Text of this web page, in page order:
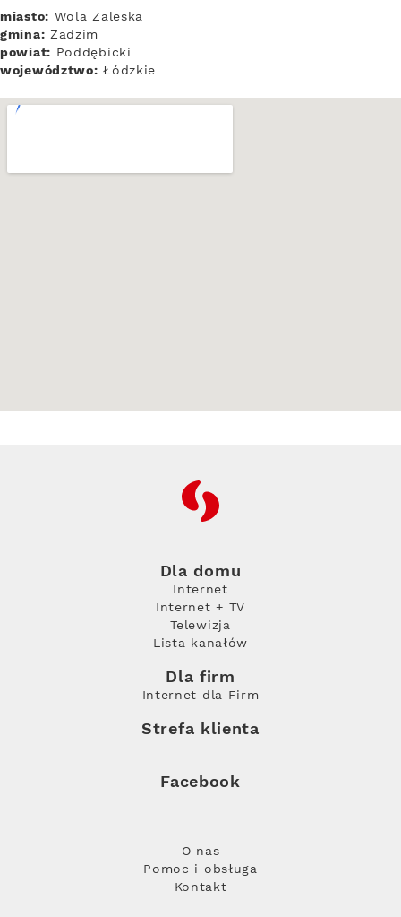
miasto: Wola Zaleska
gmina: Zadzim
powiat: Poddębicki
województwo: Łódzkie
RFC
Dla domu
Internet
Internet + TV
Telewizja
Lista kanałów
Dla firm
Internet dla Firm
Strefa klienta
Facebook
O nas
Pomoc i obsługa
Kontakt